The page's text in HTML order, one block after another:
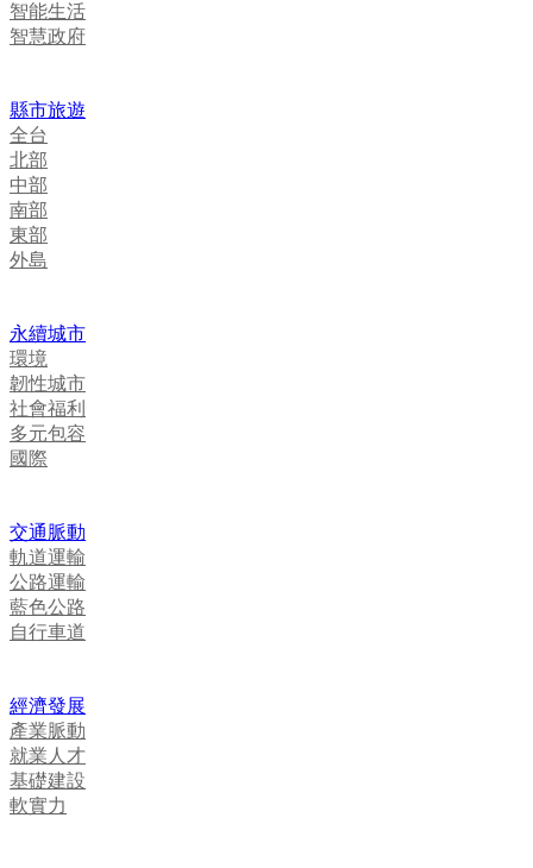
智能生活
智慧政府
縣市旅遊
全台
北部
中部
南部
東部
外島
永續城市
環境
韌性城市
社會福利
多元包容
國際
交通脈動
軌道運輸
公路運輸
藍色公路
自行車道
經濟發展
產業脈動
就業人才
基礎建設
軟實力